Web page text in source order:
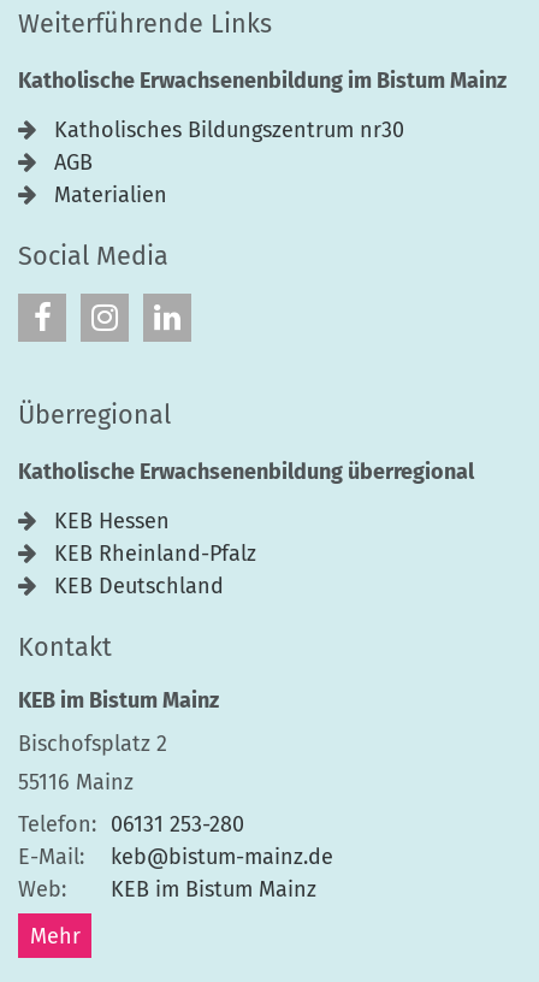
Weiterführende Links
Katholische Erwachsenenbildung im Bistum Mainz
Katholisches Bildungszentrum nr30
AGB
Materialien
Social Media
Überregional
Katholische Erwachsenenbildung überregional
KEB Hessen
KEB Rheinland-Pfalz
KEB Deutschland
Kontakt
KEB im Bistum Mainz
Bischofsplatz 2
55116 Mainz
Telefon: 06131 253-280
E-Mail:
keb@bistum-mainz.de
Web:
KEB im Bistum Mainz
Mehr